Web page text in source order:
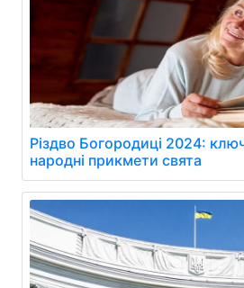
Різдво Богородиці 2024:
народні прикмети свята